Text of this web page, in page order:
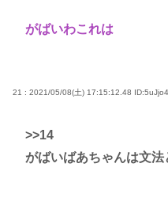
がばいわこれは
21 : 2021/05/08(土) 17:15:12.48
>>14
がばいばあちゃんは文